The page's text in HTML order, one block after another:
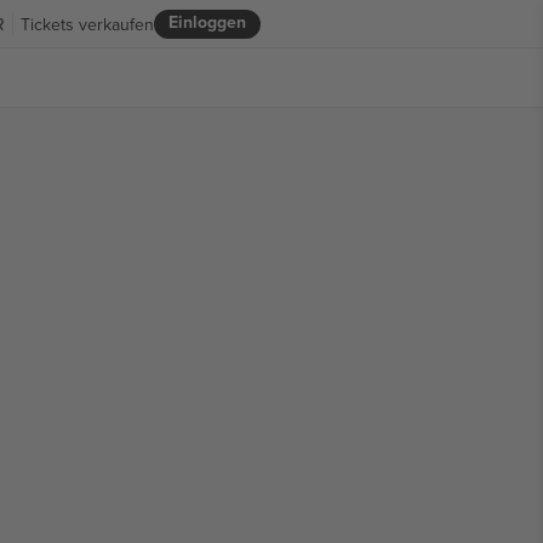
Einloggen
Tickets verkaufen